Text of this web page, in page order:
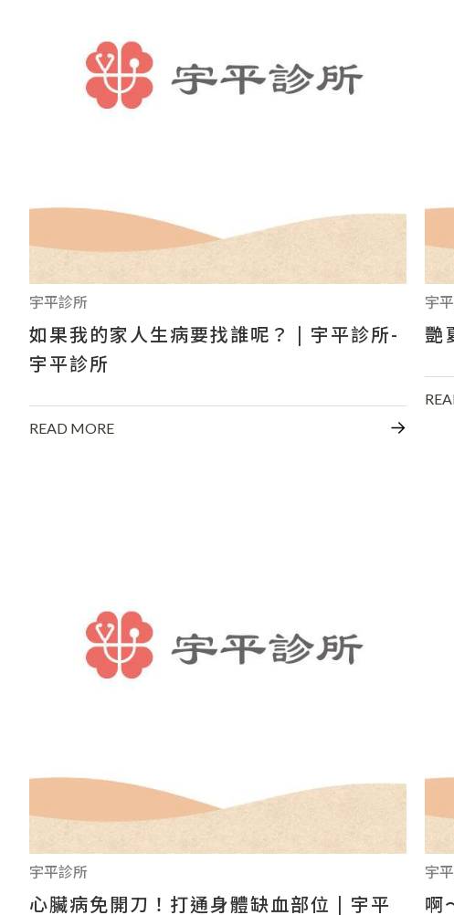
宇平診所
如果我的家人生病要找誰呢？ | 宇平診所-
宇平診所
READ MORE
宇
艷
宇平診所
心臟病免開刀！打通身體缺血部位 | 宇平
宇
啊